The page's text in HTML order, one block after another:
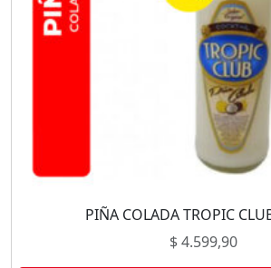
PIÑA COLADA TROPIC
$4.599,90